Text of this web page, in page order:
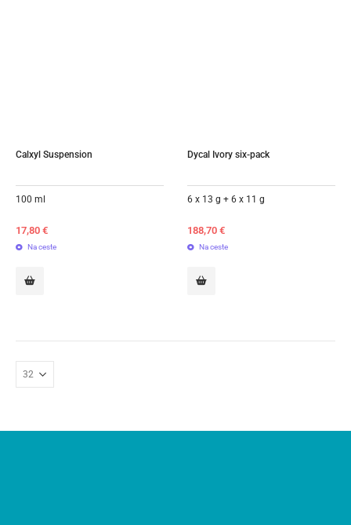
Calxyl Suspension
100 ml
17,80 €
Na ceste
Dycal Ivory six-pack
6 x 13 g + 6 x 11 g
188,70 €
Na ceste